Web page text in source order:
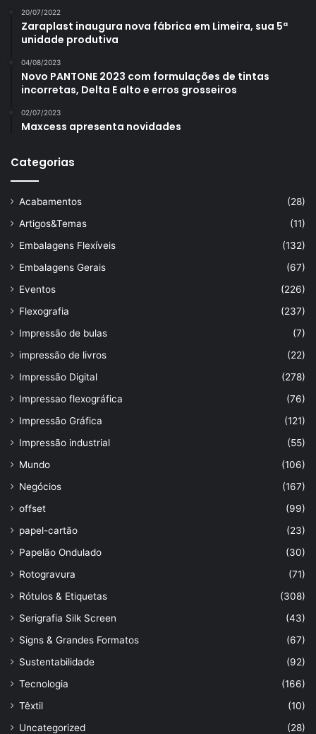
20/07/2022
Zaraplast inaugura nova fábrica em Limeira, sua 5ª
unidade produtiva
04/08/2023
Novo PANTONE 2023 com formulações de tintas
incorretas, Delta E alto e erros grosseiros
02/07/2023
Maxcess apresenta novidades
Categorias
Acabamentos
(28)
Artigos&Temas
(11)
Embalagens Flexíveis
(132)
Embalagens Gerais
(67)
Eventos
(226)
Flexografia
(237)
Impressão de bulas
(7)
impressão de livros
(22)
Impressão Digital
(278)
Impressao flexográfica
(76)
Impressão Gráfica
(121)
Impressão industrial
(55)
Mundo
(106)
Negócios
(167)
offset
(99)
papel-cartão
(23)
Papelão Ondulado
(30)
Rotogravura
(71)
Rótulos & Etiquetas
(308)
Serigrafia Silk Screen
(43)
Signs & Grandes Formatos
(67)
Sustentabilidade
(92)
Tecnologia
(166)
Têxtil
(10)
Uncategorized
(28)